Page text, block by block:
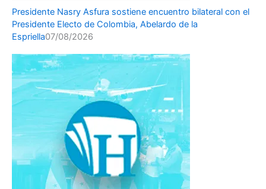
Presidente Nasry Asfura sostiene encuentro bilateral con el
Presidente Electo de Colombia, Abelardo de la
Espriella07/08/2026